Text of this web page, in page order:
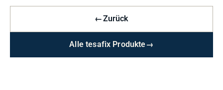
←Zurück
Alle tesafix Produkte→